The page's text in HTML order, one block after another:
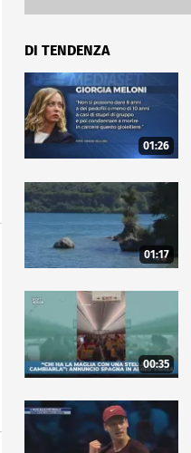
DI TENDENZA
01:26
01:17
00:35